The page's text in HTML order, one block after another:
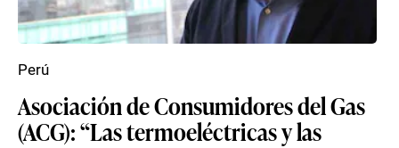
Asociación de Consumidores del Gas
(ACG): “Las termoeléctricas y las
Perú